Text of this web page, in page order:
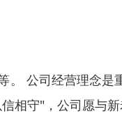
公司经营理念
相守"，公司愿与